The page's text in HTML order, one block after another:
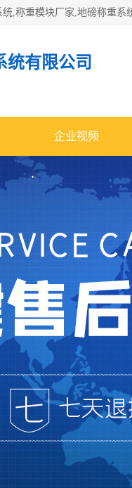
统有限公司
企业视频